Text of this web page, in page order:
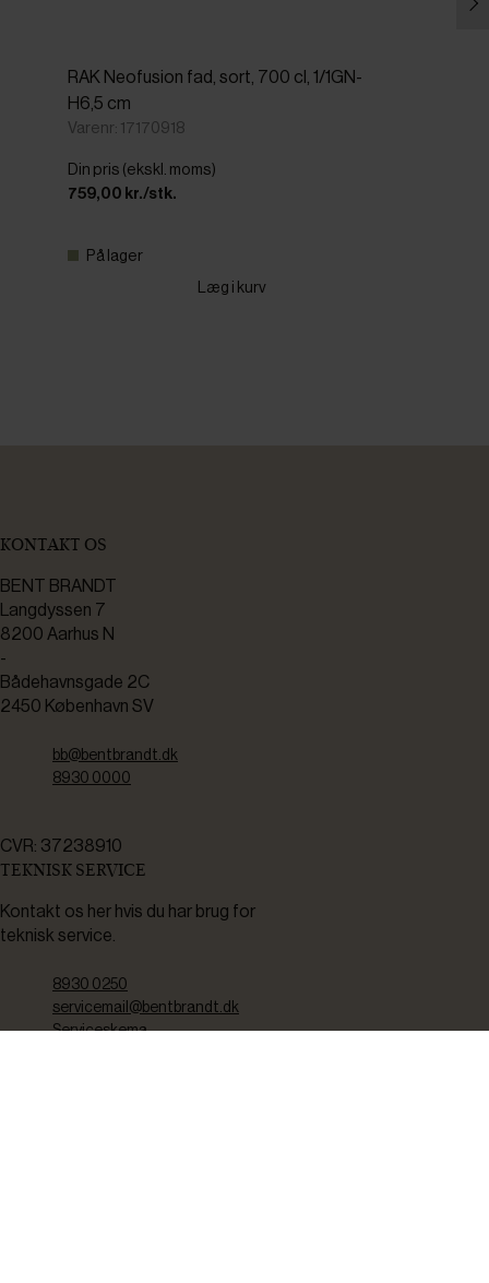
RAK Neofusion fad, sort, 700 cl, 1/1GN-
H6,5 cm
Varenr: 17170918
Din pris (ekskl. moms)
759,00 kr./stk.
På lager
Læg i kurv
KONTAKT OS
BENT BRANDT
Langdyssen 7
8200 Aarhus N
-
Bådehavnsgade 2C
2450 København SV
bb@bentbrandt.dk
8930 0000
CVR: 37238910
TEKNISK SERVICE
Kontakt os her hvis du har brug for
teknisk service.
8930 0250
servicemail@bentbrandt.dk
Serviceskema